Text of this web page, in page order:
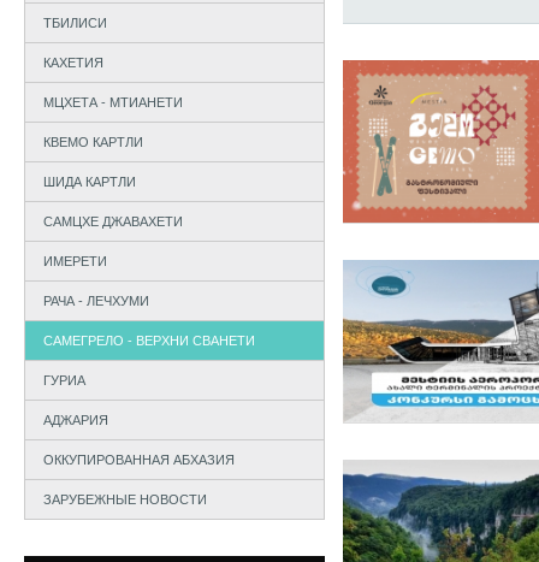
ТБИЛИСИ
КАХЕТИЯ
МЦХЕТА - МТИАНЕТИ
КВЕМО КАРТЛИ
ШИДА КАРТЛИ
САМЦХЕ ДЖАВАХЕТИ
ИМЕРЕТИ
РАЧА - ЛЕЧХУМИ
САМЕГРЕЛО - ВЕРХНИ СВАНЕТИ
ГУРИА
АДЖАРИЯ
ОККУПИРОВАННАЯ АБХАЗИЯ
ЗАРУБЕЖНЫЕ НОВОСТИ